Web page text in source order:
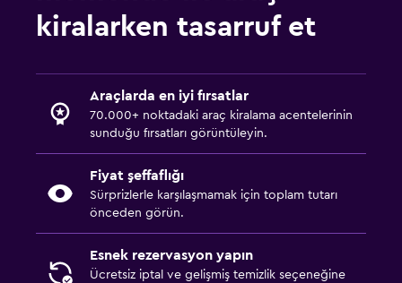
kiralarken tasarruf et
Araçlarda en iyi fırsatlar
70.000+ noktadaki araç kiralama acentelerinin
sunduğu fırsatları görüntüleyin.
Fiyat şeffaflığı
Sürprizlerle karşılaşmamak için toplam tutarı
önceden görün.
Esnek rezervasyon yapın
Ücretsiz iptal ve gelişmiş temizlik seçeneğine